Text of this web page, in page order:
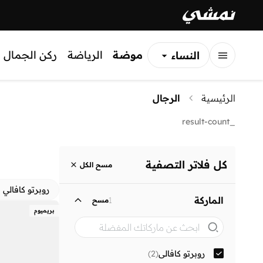
النساء
الأطفال
موضة الرياضة ركن الجمال
الرئيسية الرجال
كل فلاتر التصفية مسح الكل
الماركة 1مسح
روبرتو كافالي(
2
)
روبرتو كافالي
بريميوم